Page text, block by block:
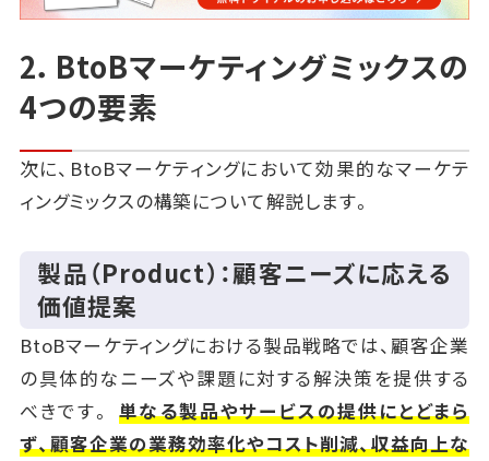
2．BtoBマーケティングミックスの
4つの要素
次に、BtoBマーケティングにおいて効果的なマーケテ
ィングミックスの構築について解説します。
製品（Product）：顧客ニーズに応える
価値提案
BtoBマーケティングにおける製品戦略では、顧客企業
の具体的なニーズや課題に対する解決策を提供する
べきです。 単なる製品やサービスの提供にとどまら
ず、顧客企業の業務効率化やコスト削減、収益向上な